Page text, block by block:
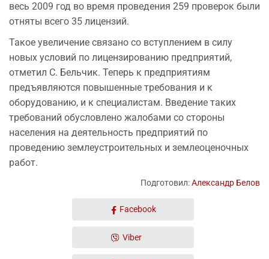
весь 2009 год во время проведения 259 проверок были
отняты всего 35 лицензий.
Такое увеличение связано со вступлением в силу
новых условий по лицензированию предприятий,
отметил С. Бельчик. Теперь к предприятиям
предъявляются повышенные требования и к
оборудованию, и к специалистам. Введение таких
требований обусловлено жалобами со стороны
населения на деятельность предприятий по
проведению землеустроительных и землеоценочных
работ.
Подготовил:Александр Белов
Facebook
Viber